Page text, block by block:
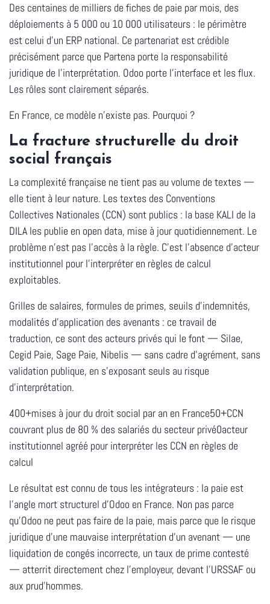
Des centaines de milliers de fiches de paie par mois, des
déploiements à 5 000 ou 10 000 utilisateurs : le périmètre
est celui d'un ERP national. Ce partenariat est crédible
précisément parce que Partena porte la responsabilité
juridique de l'interprétation. Odoo porte l'interface et les flux.
Les rôles sont clairement séparés.
En France, ce modèle n'existe pas. Pourquoi ?
La fracture structurelle du droit
social français
La complexité française ne tient pas au volume de textes —
elle tient à leur nature. Les textes des Conventions
Collectives Nationales (CCN) sont publics : la base KALI de la
DILA les publie en open data, mise à jour quotidiennement. Le
problème n'est pas l'accès à la règle. C'est l'absence d'acteur
institutionnel pour l'interpréter en règles de calcul
exploitables.
Grilles de salaires, formules de primes, seuils d'indemnités,
modalités d'application des avenants : ce travail de
traduction, ce sont des acteurs privés qui le font — Silae,
Cegid Paie, Sage Paie, Nibelis — sans cadre d'agrément, sans
validation publique, en s'exposant seuls au risque
d'interprétation.
400+mises à jour du droit social par an en France50+CCN
couvrant plus de 80 % des salariés du secteur privé0acteur
institutionnel agréé pour interpréter les CCN en règles de
calcul
Le résultat est connu de tous les intégrateurs : la paie est
l'angle mort structurel d'Odoo en France. Non pas parce
qu'Odoo ne peut pas faire de la paie, mais parce que le risque
juridique d'une mauvaise interprétation d'un avenant — une
liquidation de congés incorrecte, un taux de prime contesté
— atterrit directement chez l'employeur, devant l'URSSAF ou
aux prud'hommes.